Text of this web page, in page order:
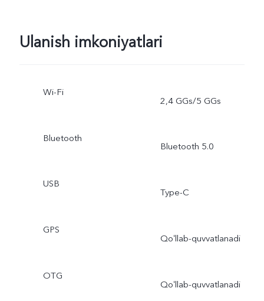
Ulanish imkoniyatlari
Wi-Fi
2,4 GGs/5 GGs
Bluetooth
Bluetooth 5.0
USB
Type-C
GPS
Qoʻllab-quvvatlanadi
OTG
Qoʻllab-quvvatlanadi